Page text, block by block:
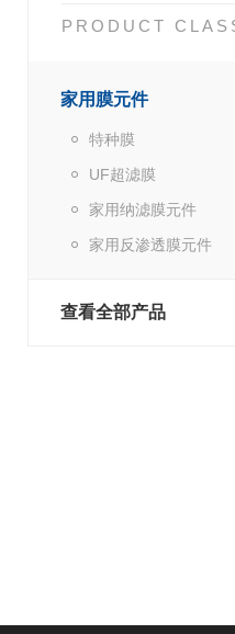
PRODUCT
家用膜元件
特种膜
UF超滤膜
家用纳滤膜元件
家用反渗透膜元件
查看全部产品